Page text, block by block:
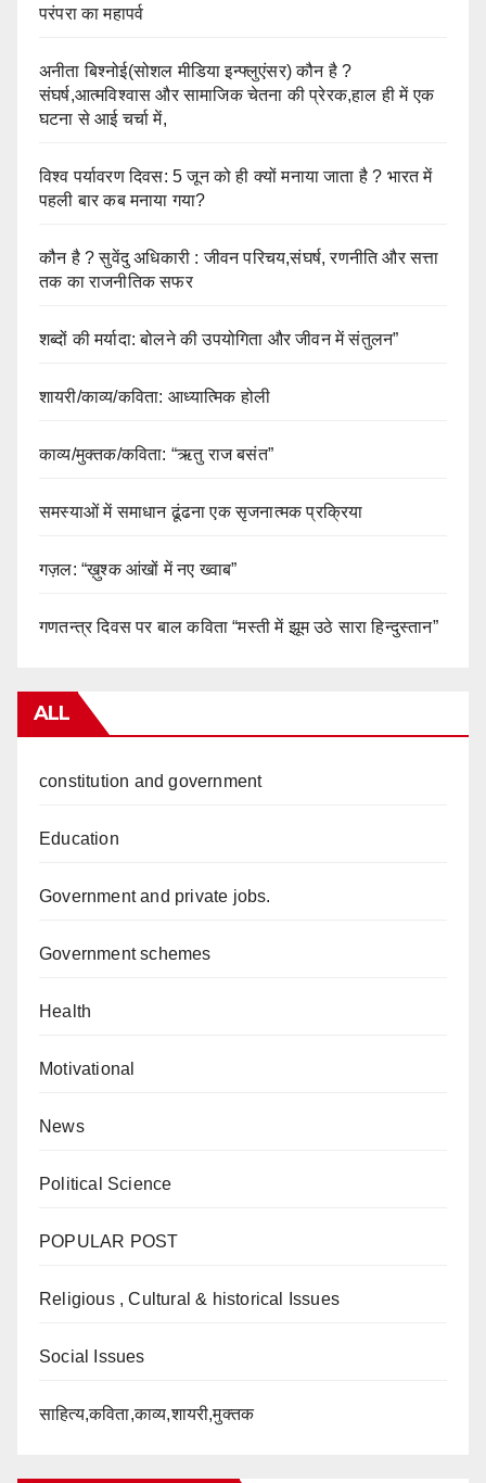
परंपरा का महापर्व
अनीता बिश्नोई(सोशल मीडिया इन्फ्लुएंसर) कौन है ?
संघर्ष,आत्मविश्वास और सामाजिक चेतना की प्रेरक,हाल ही में एक
घटना से आई चर्चा में,
विश्व पर्यावरण दिवस: 5 जून को ही क्यों मनाया जाता है ? भारत में
पहली बार कब मनाया गया?
कौन है ? सुवेंदु अधिकारी : जीवन परिचय,संघर्ष, रणनीति और सत्ता
तक का राजनीतिक सफर
शब्दों की मर्यादा: बोलने की उपयोगिता और जीवन में संतुलन”
शायरी/काव्य/कविता: आध्यात्मिक होली
काव्य/मुक्तक/कविता: “ऋतु राज बसंत”
समस्याओं में समाधान ढूंढना एक सृजनात्मक प्रक्रिया
गज़ल: “ख़ुश्क आंखों में नए ख्वाब”
गणतन्त्र दिवस पर बाल कविता “मस्ती में झूम उठे सारा हिन्दुस्तान”
ALL
constitution and government
Education
Government and private jobs.
Government schemes
Health
Motivational
News
Political Science
POPULAR POST
Religious , Cultural & historical Issues
Social Issues
साहित्य,कविता,काव्य,शायरी,मुक्तक